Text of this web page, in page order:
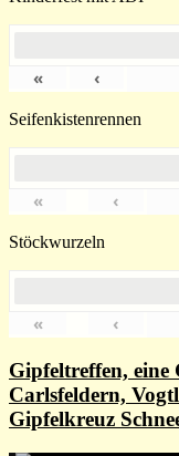
« ‹
Seifenkistenrennen
« ‹
Stöckwurzeln
« ‹
Gipfeltreffen,
Carlsfeldern,
Gipfelkreuz